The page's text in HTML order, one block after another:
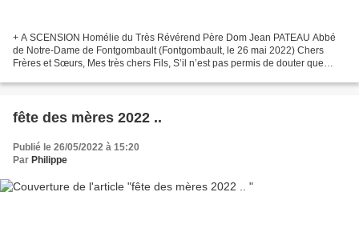
+ A SCENSION Homélie du Très Révérend Père Dom Jean PATEAU Abbé
de Notre-Dame de Fontgombault (Fontgombault, le 26 mai 2022) Chers
Frères et Sœurs, Mes très chers Fils, S’il n’est pas permis de douter que
fête des mères 2022 ..
Publié le 26/05/2022 à 15:20
Par Philippe